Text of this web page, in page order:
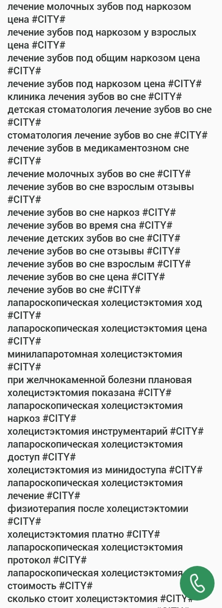
лечение молочных зубов под наркозом
цена #CITY#
лечение зубов под наркозом у взрослых
цена #CITY#
лечение зубов под общим наркозом цена
#CITY#
лечение зубов под наркозом цена #CITY#
клиника лечения зубов во сне #CITY#
детская стоматология лечение зубов во сне
#CITY#
стоматология лечение зубов во сне #CITY#
лечение зубов в медикаментозном сне
#CITY#
лечение молочных зубов во сне #CITY#
лечение зубов во сне взрослым отзывы
#CITY#
лечение зубов во сне наркоз #CITY#
лечение зубов во время сна #CITY#
лечение детских зубов во сне #CITY#
лечение зубов во сне отзывы #CITY#
лечение зубов во сне взрослым #CITY#
лечение зубов во сне цена #CITY#
лечение зубов во сне #CITY#
лапароскопическая холецистэктомия ход
#CITY#
лапароскопическая холецистэктомия цена
#CITY#
минилапаротомная холецистэктомия
#CITY#
при желчнокаменной болезни плановая
холецистэктомия показана #CITY#
лапароскопическая холецистэктомия
наркоз #CITY#
холецистэктомия инструментарий #CITY#
лапароскопическая холецистэктомия
доступ #CITY#
холецистэктомия из минидоступа #CITY#
лапароскопическая холецистэктомия
лечение #CITY#
физиотерапия после холецистэктомии
#CITY#
холецистэктомия платно #CITY#
лапароскопическая холецистэктомия
протокол #CITY#
лапароскопическая холецистэктомия
стоимость #CITY#
сколько стоит холецистэктомия #CITY#